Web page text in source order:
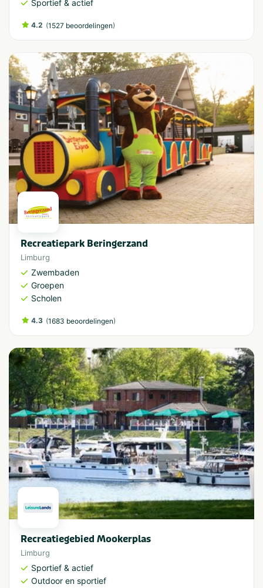
Sportief & actief
4.2 (1527 beoordelingen)
Recreatiepark Beringerzand
Limburg
Zwembaden
Groepen
Scholen
4.3 (1683 beoordelingen)
Recreatiegebied Mookerplas
Limburg
Sportief & actief
Outdoor en sportief